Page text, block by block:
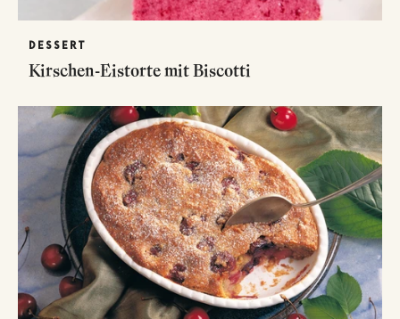
DESSERT
Kirschen-Eistorte mit Biscotti